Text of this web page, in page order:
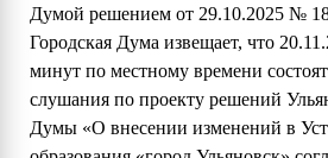
Думой решением от 29.10.2025 №
Городская Дума извещает, что
минут по местному времени
слушания по проекту решений
Думы «О внесении изменений в